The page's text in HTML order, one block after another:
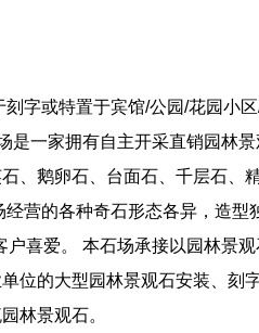
字或特置于宾馆/公园/花园小
一家拥有自主开采直销园林
、鹅卵石、台面石、千层石、
营的各种奇石形态各异，造型
喜爱。 本石场承接以园林景
位的大型园林景观石安装、刻
林景观石。